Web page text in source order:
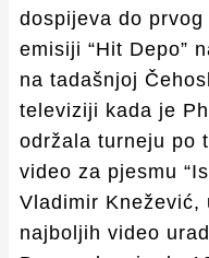
dospijeva do
emisiji “Hit Depo”
na tadašnjoj
televiziji kada je
održala turneju po
video za pjesmu
Vladimir Knežević,
najboljih video